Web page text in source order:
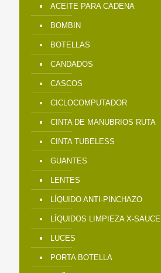
ACEITE PARA CADENA
BOMBIN
BOTELLAS
CANDADOS
CASCOS
CICLOCOMPUTADOR
CINTA DE MANUBRIOS RUTA
CINTA TUBELESS
GUANTES
LENTES
LÍQUIDO ANTI-PINCHAZO
LÍQUIDOS LIMPIEZA X-SAUCE
LUCES
PORTA BOTELLA